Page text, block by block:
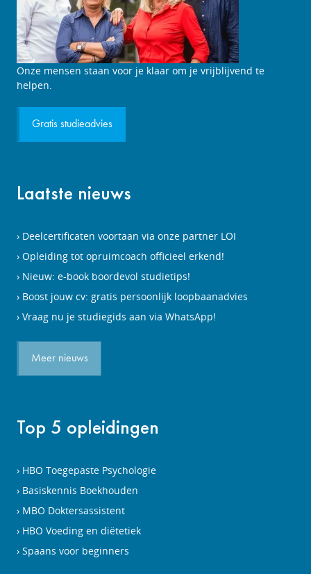
Studieadviesgesprek
aanvragen
Onze mensen staan voor je klaar om je vrijblijvend te
helpen.
Gratis studieadvies
Laatste nieuws
Deelcertificaten voortaan via onze partner LOI
Opleiding tot opruimcoach officieel erkend!
Nieuw: e-book boordevol studietips!
Boost jouw cv: gratis persoonlijk loopbaanadvies
Vraag nu je studiegids aan via WhatsApp!
Meer nieuws
Top 5 opleidingen
HBO Toegepaste Psychologie
Basiskennis Boekhouden
MBO Doktersassistent
HBO Voeding en diëtetiek
Spaans voor beginners